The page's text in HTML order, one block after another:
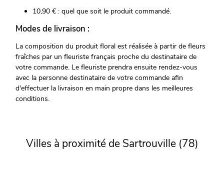
10,90 € : quel que soit le produit commandé.
Modes de livraison :
La composition du produit floral est réalisée à partir de fleurs
fraîches par un fleuriste français proche du destinataire de
votre commande. Le fleuriste prendra ensuite rendez-vous
avec la personne destinataire de votre commande afin
d'effectuer la livraison en main propre dans les meilleures
conditions.
Villes à proximité de Sartrouville (78)